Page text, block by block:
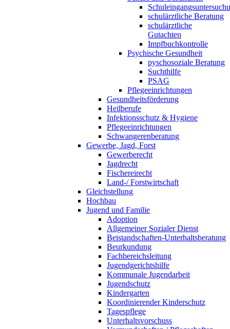
schulärztliche Beratung
schulärztliche
Gutachten
Impfbuchkontrolle
Psychische Gesundheit
pyschosoziale Beratung
Suchthilfe
PSAG
Pflegeeinrichtungen
Gesundheitsförderung
Heilberufe
Infektionsschutz & Hygiene
Pflegeeinrichtungen
Schwangerenberatung
Gewerbe, Jagd, Forst
Gewerberecht
Jagdrecht
Fischereirecht
Land-/ Forstwirtschaft
Gleichstellung
Hochbau
Jugend und Familie
Adoption
Allgemeiner Sozialer Dienst
Beistandschaften-Unterhaltsberatung
Beurkundung
Fachbereichsleitung
Jugendgerichtshilfe
Kommunale Jugendarbeit
Jugendschutz
Kindergarten
Koordinierender Kinderschutz
Tagespflege
Unterhaltsvorschuss